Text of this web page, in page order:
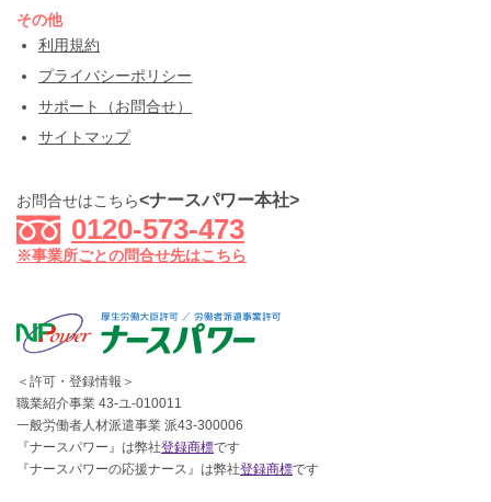
その他
利用規約
プライバシーポリシー
サポート（お問合せ）
サイトマップ
お問合せはこちら<ナースパワー本社>
0120-573-473
※事業所ごとの問合せ先はこちら
＜許可・登録情報＞
職業紹介事業 43-ユ-010011
一般労働者人材派遣事業 派43-300006
『ナースパワー』は弊社登録商標です
『ナースパワーの応援ナース』は弊社登録商標です